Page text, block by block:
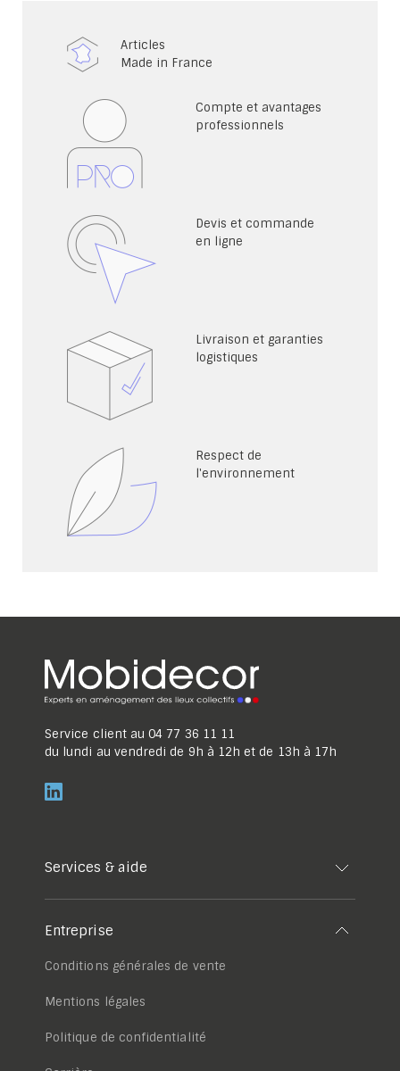
Articles
Made in France
Compte et avantages
professionnels
Devis et commande
en ligne
Livraison et garanties
logistiques
Respect de
l'environnement
Service client au 04 77 36 11 11
du lundi au vendredi de 9h à 12h et de 13h à 17h
Services & aide
Entreprise
Conditions générales de vente
Mentions légales
Politique de confidentialité